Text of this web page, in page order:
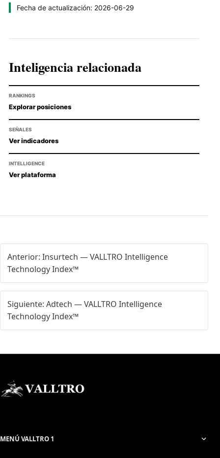
Fecha de actualización: 2026-06-29
Inteligencia relacionada
RANKINGS
Explorar posiciones
SEÑALES
Ver indicadores
INTELLIGENCE
Ver plataforma
Anterior: Insurtech — VALLTRO Intelligence
Technology Index™
Siguiente: Adtech — VALLTRO Intelligence
Technology Index™
MENÚ VALLTRO 1